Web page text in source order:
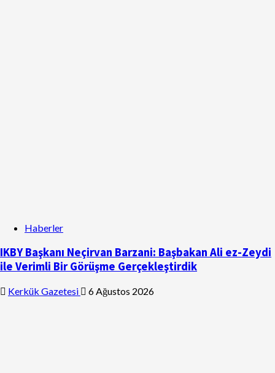
Haberler
IKBY Başkanı Neçirvan Barzani: Başbakan Ali ez-Zeydi
ile Verimli Bir Görüşme Gerçekleştirdik
Kerkük Gazetesi 6 Ağustos 2026